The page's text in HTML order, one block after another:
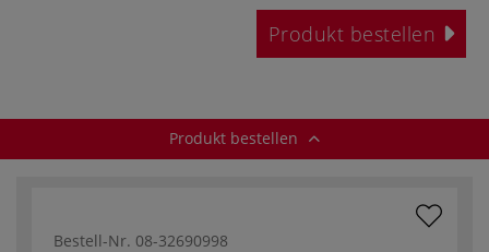
Produkt bestellen
Produkt bestellen
Bestell-Nr. 08-32690998